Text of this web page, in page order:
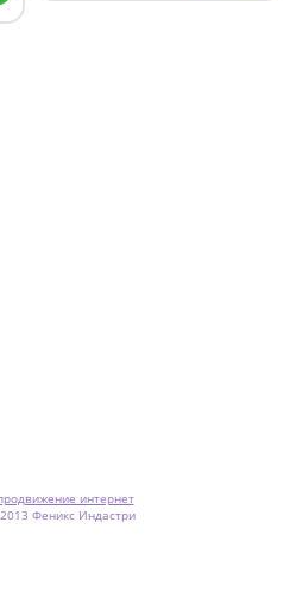
интернет
Феникс Индастри